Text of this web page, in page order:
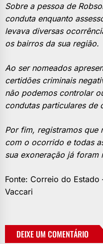
Sobre a pessoa de
conduta enquanto
levava diversas
os bairros da sua região.
Ao ser nomeados
certidões criminais
não podemos controlar
condutas particulares de
Por fim, registramos que
com o ocorrido e todas
sua exoneração já foram
Fonte: Correio do Estado
Vaccari
DEIXE UM COMENTÁRIO